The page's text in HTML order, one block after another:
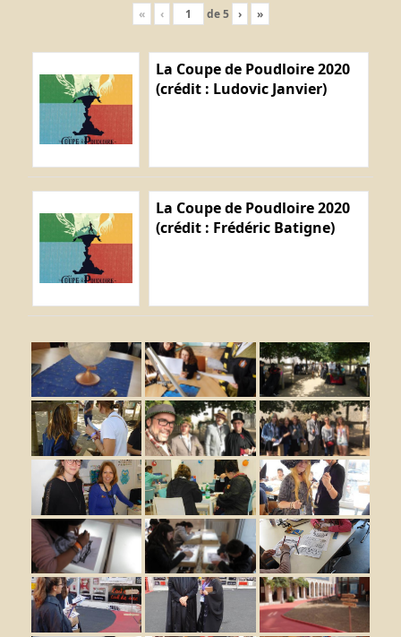
« ‹ de5 › »
La Coupe de Poudloire 2020
(crédit : Ludovic Janvier)
La Coupe de Poudloire 2020
(crédit : Frédéric Batigne)